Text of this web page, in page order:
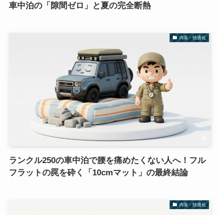
車中泊の「隙間ゼロ」と夏の完全断熱
内装・快適化
ランクル250の車中泊で腰を痛めたくない人へ！フル
フラットの罠を砕く「10cmマット」の最終結論
内装・快適化